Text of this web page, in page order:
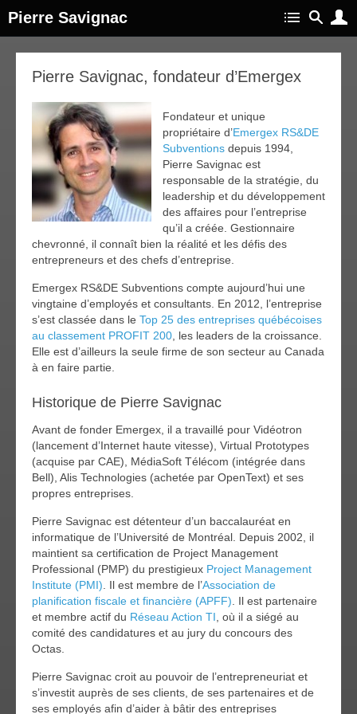
Pierre Savignac
Pierre Savignac, fondateur d’Emergex
Fondateur et unique
propriétaire d’Emergex RS&DE
Subventions depuis 1994,
Pierre Savignac est
responsable de la stratégie, du
leadership et du développement
des affaires pour l’entreprise
qu’il a créée. Gestionnaire
chevronné, il connaît bien la réalité et les défis des
entrepreneurs et des chefs d’entreprise.
Emergex RS&DE Subventions compte aujourd’hui une
vingtaine d’employés et consultants. En 2012, l’entreprise
s’est classée dans le Top 25 des entreprises québécoises
au classement PROFIT 200 , les leaders de la croissance.
Elle est d’ailleurs la seule firme de son secteur au Canada
à en faire partie.
Historique de Pierre Savignac
Avant de fonder Emergex, il a travaillé pour Vidéotron
(lancement d’Internet haute vitesse), Virtual Prototypes
(acquise par CAE), MédiaSoft Télécom (intégrée dans
Bell), Alis Technologies (achetée par OpenText) et ses
propres entreprises.
Pierre Savignac est détenteur d’un baccalauréat en
informatique de l’Université de Montréal. Depuis 2002, il
maintient sa certification de Project Management
Professional (PMP) du prestigieux Project Management
Institute (PMI) . Il est membre de l’Association de
planification fiscale et financière (APFF) . Il est partenaire
et membre actif du Réseau Action TI , où il a siégé au
comité des candidatures et au jury du concours des
Octas.
Pierre Savignac croit au pouvoir de l’entrepreneuriat et
s’investit auprès de ses clients, de ses partenaires et de
ses employés afin d’aider à bâtir des entreprises